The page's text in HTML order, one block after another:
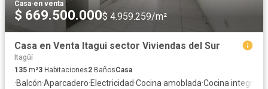
Casa·en venta
$ 669.500.000$ 4.959.259/m²
Casa en Venta Itagui sector Viviendas del Sur
Itagüí
135 m²3 Habitaciones2 BañosCasa
·Balcón·Aparcadero·Electricidad·Cocina amoblada·Cocina integral